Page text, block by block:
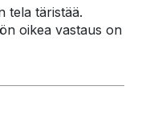
tela täristää.
oikea vastaus on